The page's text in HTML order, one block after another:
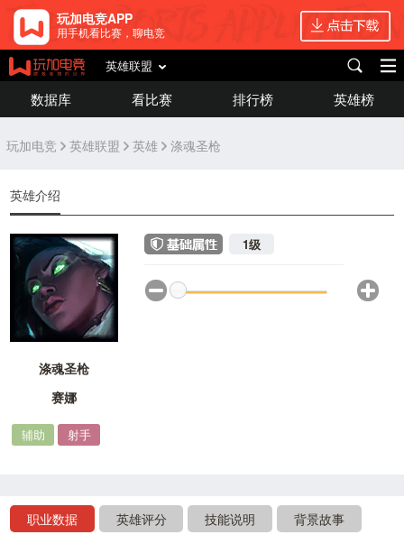
玩加电竞APP
用手机看比赛，聊电竞
英雄联盟
数据库 看比赛 排行榜 英雄榜
玩加电竞 英雄联盟 英雄 涤魂圣枪
英雄介绍
涤魂圣枪
赛娜
辅助 射手
1级
职业数据 英雄评分 技能说明 背景故事